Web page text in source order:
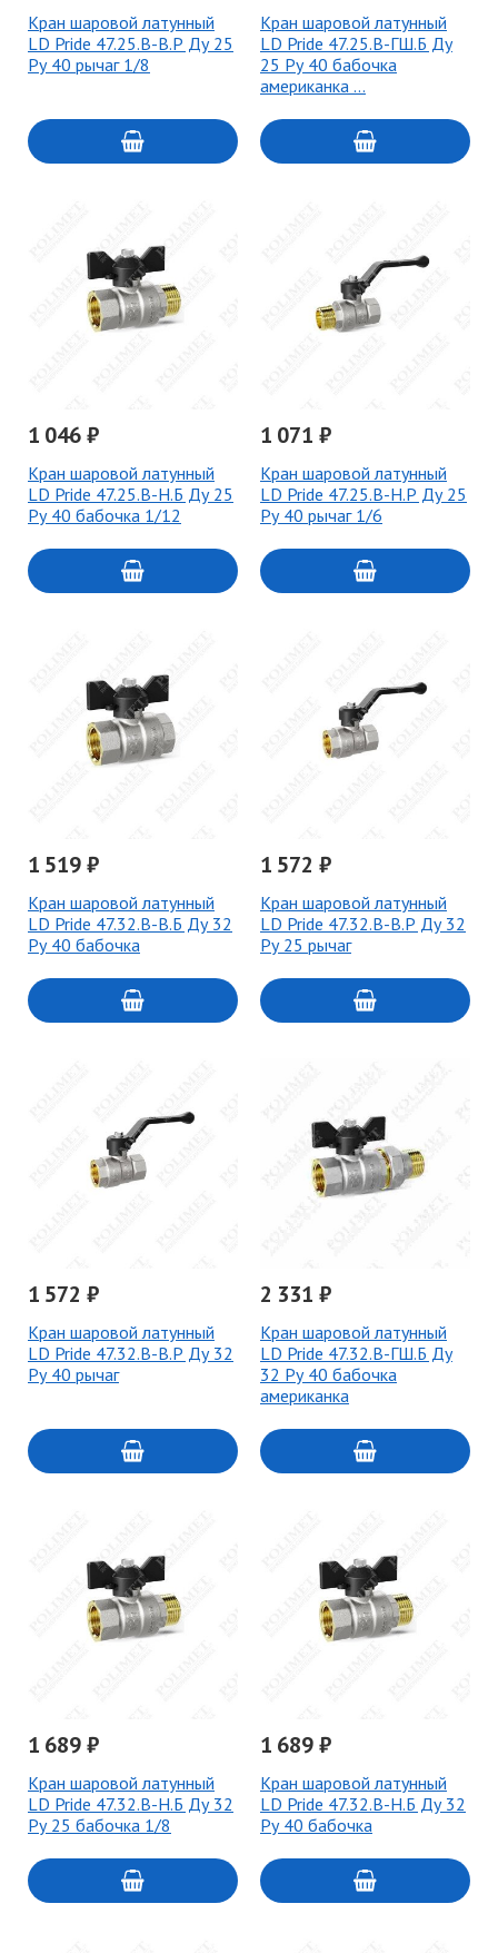
Кран шаровой латунный
LD Pride 47.25.В-В.Р Ду 25
Ру 40 рычаг 1/8
Кран шаровой латунный
LD Pride 47.25.В-ГШ.Б Ду
25 Ру 40 бабочка
американка …
1 046 ₽
Кран шаровой латунный
LD Pride 47.25.В-Н.Б Ду 25
Ру 40 бабочка 1/12
1 071 ₽
Кран шаровой латунный
LD Pride 47.25.В-Н.Р Ду 25
Ру 40 рычаг 1/6
1 519 ₽
Кран шаровой латунный
LD Pride 47.32.В-В.Б Ду 32
Ру 40 бабочка
1 572 ₽
Кран шаровой латунный
LD Pride 47.32.В-В.Р Ду 32
Ру 25 рычаг
1 572 ₽
Кран шаровой латунный
LD Pride 47.32.В-В.Р Ду 32
Ру 40 рычаг
2 331 ₽
Кран шаровой латунный
LD Pride 47.32.В-ГШ.Б Ду
32 Ру 40 бабочка
американка
1 689 ₽
Кран шаровой латунный
LD Pride 47.32.В-Н.Б Ду 32
Ру 25 бабочка 1/8
1 689 ₽
Кран шаровой латунный
LD Pride 47.32.В-Н.Б Ду 32
Ру 40 бабочка